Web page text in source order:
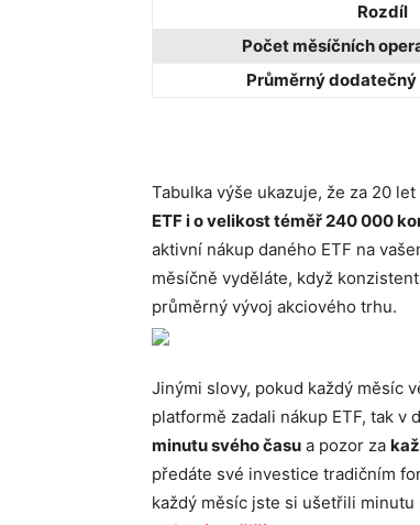
Rozdíl
Počet měsíčních
Průměrný
Tabulka výše ukazuje, že za 20
ETF i o velikost téměř 240 000
aktivní nákup daného ETF na
měsíčně vyděláte, když
průměrný vývoj akciového trhu.
Jinými slovy, pokud každý měsíc
platformě zadali nákup ETF, tak v
minutu svého času a pozor za
předáte své investice tradičním
každý měsíc jste si ušetřili minutu